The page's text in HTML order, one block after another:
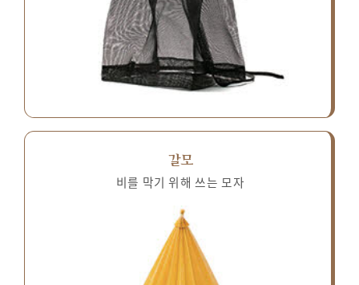
갈모
비를 막기 위해 쓰는 모자